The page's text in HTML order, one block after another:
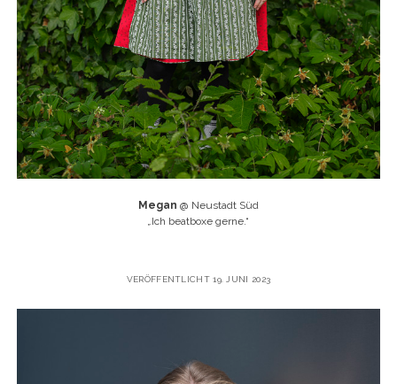
Megan @ Neustadt Süd
Ich beatboxe gerne.“
VERÖFFENTLICHT 19. JUNI 2023